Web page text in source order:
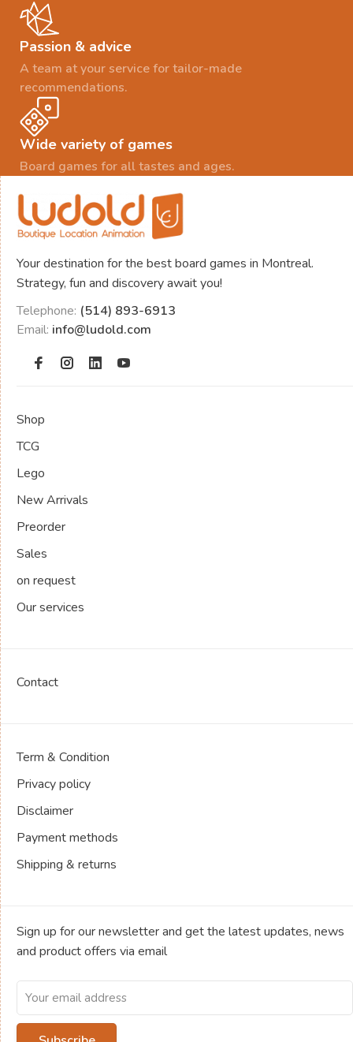
Passion & advice
A team at your service for tailor-made
recommendations.
Wide variety of games
Board games for all tastes and ages.
Your destination for the best board games in Montreal.
Strategy, fun and discovery await you!
Telephone: (514) 893-6913
Email: info@ludold.com
Shop
TCG
Lego
New Arrivals
Preorder
Sales
on request
Our services
Contact
Term & Condition
Privacy policy
Disclaimer
Payment methods
Shipping & returns
Sign up for our newsletter and get the latest updates, news
and product offers via email